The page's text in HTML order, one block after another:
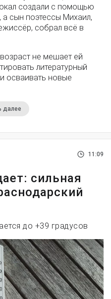
создали с помощью
а сын поэтессы Михаил,
собрал всё в
не мешает ей
литературный
осваивать новые
далее
11:09
сильная
до +39 градусов